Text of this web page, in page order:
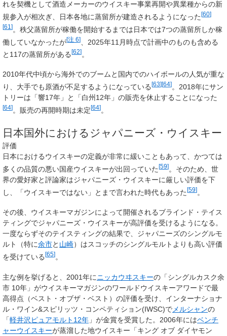
れを契機として酒造メーカーのウイスキー事業再開や異業種からの新
規参入が相次ぎ、日本各地に蒸留所が建造されるようになった [60]
[61 ]。秩父蒸留所が稼働を開始するまでは日本では7つの蒸留所しか稼
働していなかったが[注 6]
、2025年11月時点で計画中のものも含める
と117の蒸留所がある [62] 。
2010年代中頃から海外でのブームと国内でのハイボールの人気が重な
り、大手でも原酒が不足するようになっている [63][64] 。2018年にサン
トリーは「響17年」と「白州12年」の販売を休止することになった
[64] 。販売の再開時期は未定[64] 。
日本国外におけるジャパニーズ・ウイスキー
評価
日本におけるウイスキーの定義が非常に緩いこともあって、かつては
多くの品質の悪い国産ウイスキーが出回っていた [59] 。そのため、世
界の愛好家と評論家はジャパニーズ・ウイスキーに厳しい評価を下
し、「ウイスキーではない」とまで言われた時代もあった[59]。
その後、ウイスキーマガジンによって開催されるブラインド・テイス
ティングでジャパニーズ・ウイスキーが高評価を受けるようになる。
一度ならずそのテイスティングの結果で、ジャパニーズのシングルモ
ルト（特に余市と 山崎）はスコッチのシングルモルトよりも高い評価
を受けている [65] 。
主な例を挙げると、2001年にニッカウヰスキーの「シングルカスク余
市 10年」がウイスキーマガジンのワールドウイスキーアワードで最
高得点（ベスト・オブザ・ベスト）の評価を受け、インターナショナ
ル・ワイン&スピリッツ・コンペティション(IWSC)で メルシャンの
「軽井沢ピュアモルト12年 」が金賞を受賞した。2006年にはベンチ
ャーウイスキーが蒸溜した地ウイスキー「キング オブ ダイヤモン